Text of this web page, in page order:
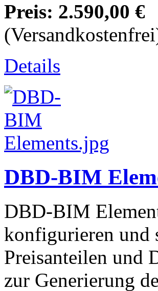
Preis: 2.590,00 €
Details
DBD-BIM
DBD-BIM
konfigurieren und
Preisanteilen und
zur Generierung